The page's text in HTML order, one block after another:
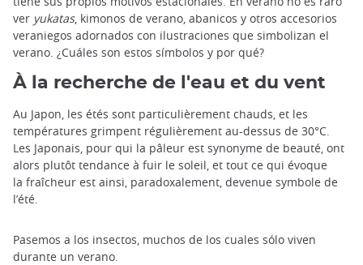
ver yukatas, kimonos de verano, abanicos y otros accesorios
veraniegos adornados con ilustraciones que simbolizan el
verano. ¿Cuáles son estos símbolos y por qué?
À la recherche de l'eau et du vent
Au Japon, les étés sont particulièrement chauds, et les
températures grimpent régulièrement au-dessus de 30°C.
Les Japonais, pour qui la pâleur est synonyme de beauté, ont
alors plutôt tendance à fuir le soleil, et tout ce qui évoque
la fraîcheur est ainsi, paradoxalement, devenue symbole de
l’été.
Pasemos a los insectos, muchos de los cuales sólo viven
durante un verano.